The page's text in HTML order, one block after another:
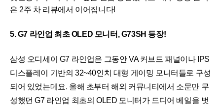
은 2주 차 리뷰에서 이어집니다!
5. G7 라인업 최초 OLED 모니터, G73SH 등장!
삼성 오디세이 G7 라인업은 그동안 VA 커브드 패널이나 IPS
디스플레이 기반의 32~40인치 대형 게이밍 모니터들로 구성
되어 있었는데요. 올해 초부터 해외 커뮤니티에서 소문만 무
성했던 G7 라인업 최초의 OLED 모니터가 드디어 베일을 벗